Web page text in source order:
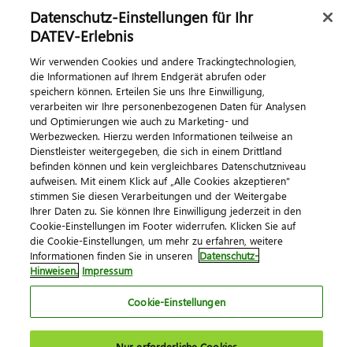
Kontaktieren Sie uns
© 2026 DATEV eG
ImpressumDatenschutzAGB Kontakt
Cookie-Einstellungen
Datenschutz-Einstellungen für Ihr
DATEV-Erlebnis
Wir verwenden Cookies und andere Trackingtechnologien,
die Informationen auf Ihrem Endgerät abrufen oder
speichern können. Erteilen Sie uns Ihre Einwilligung,
verarbeiten wir Ihre personenbezogenen Daten für Analysen
und Optimierungen wie auch zu Marketing- und
Werbezwecken. Hierzu werden Informationen teilweise an
Dienstleister weitergegeben, die sich in einem Drittland
befinden können und kein vergleichbares Datenschutzniveau
aufweisen. Mit einem Klick auf „Alle Cookies akzeptieren"
stimmen Sie diesen Verarbeitungen und der Weitergabe
Ihrer Daten zu. Sie können Ihre Einwilligung jederzeit in den
Cookie-Einstellungen im Footer widerrufen. Klicken Sie auf
die Cookie-Einstellungen, um mehr zu erfahren, weitere
Informationen finden Sie in unseren Datenschutz-
Hinweisen. Impressum
Cookie-Einstellungen